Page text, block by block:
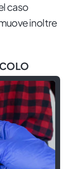
caso
inoltre